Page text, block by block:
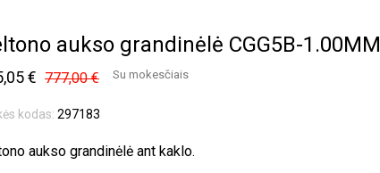
aukso grandinėlė CGG5B-1.00MM
€ 777,00 € Su mokesčiais
kodas: 297183
aukso grandinėlė ant kaklo.